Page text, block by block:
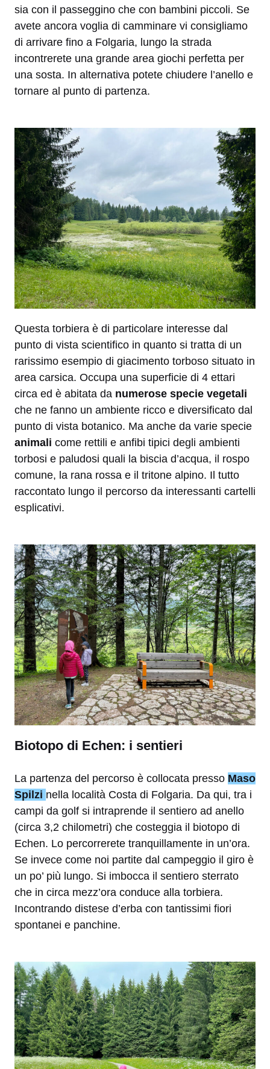
sia con il passeggino che con bambini piccoli. Se
avete ancora voglia di camminare vi consigliamo
di arrivare fino a Folgaria, lungo la strada
incontrerete una grande area giochi perfetta per
una sosta. In alternativa potete chiudere l’anello e
tornare al punto di partenza.
Questa torbiera è di particolare interesse dal
punto di vista scientifico in quanto si tratta di un
rarissimo esempio di giacimento torboso situato in
area carsica. Occupa una superficie di 4 ettari
circa ed è abitata da numerose specie vegetali
che ne fanno un ambiente ricco e diversificato dal
punto di vista botanico. Ma anche da varie specie
animali come rettili e anfibi tipici degli ambienti
torbosi e paludosi quali la biscia d’acqua, il rospo
comune, la rana rossa e il tritone alpino. Il tutto
raccontato lungo il percorso da interessanti cartelli
esplicativi.
Biotopo di Echen: i sentieri
La partenza del percorso è collocata presso Maso
Spilzi nella località Costa di Folgaria. Da qui, tra i
campi da golf si intraprende il sentiero ad anello
(circa 3,2 chilometri) che costeggia il biotopo di
Echen. Lo percorrerete tranquillamente in un’ora.
Se invece come noi partite dal campeggio il giro è
un po’ più lungo. Si imbocca il sentiero sterrato
che in circa mezz’ora conduce alla torbiera.
Incontrando distese d’erba con tantissimi fiori
spontanei e panchine.